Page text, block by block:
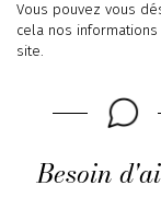
Vous pouvez vous
cela nos
site.
Besoin